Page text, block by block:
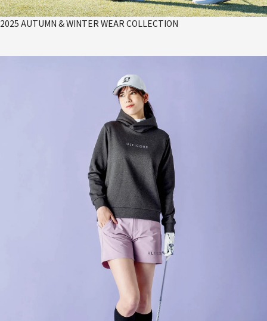
2025 AUTUMN & WINTER WEAR COLLECTION